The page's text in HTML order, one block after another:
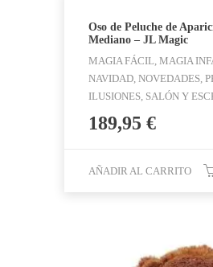
Oso de Peluche de
Mediano – JL Magic
MAGIA FÁCIL, MAGIA
NAVIDAD, NOVEDADES,
ILUSIONES, SALÓN Y
189,95 €
AÑADIR AL CARRITO